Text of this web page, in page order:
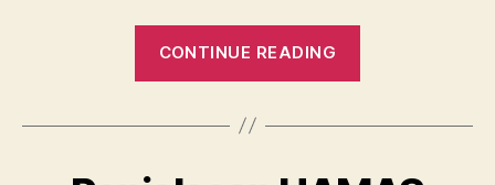
CONTINUE READING
Palestin